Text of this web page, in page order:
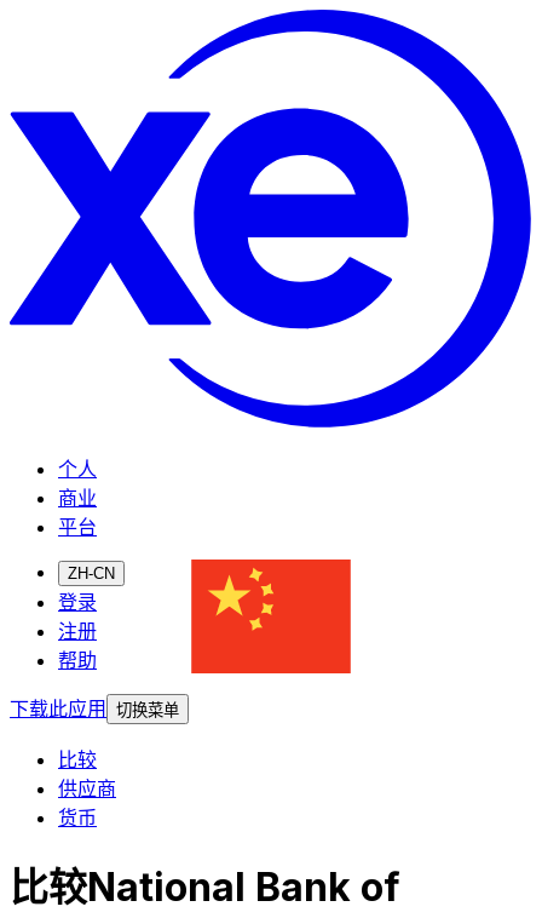
个人
商业
平台
ZH-CN
登录
注册
帮助
下载此应用
切换菜单
比较
供应商
货币
比较National Bank of